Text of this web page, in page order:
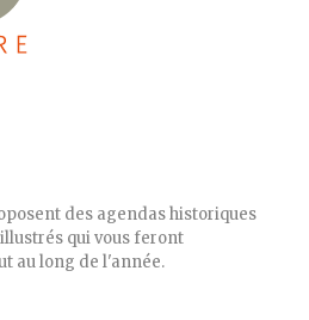
des agendas historiques
qui vous feront
au long de l'année.